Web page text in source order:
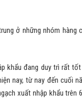
ở những nhóm hàng
khẩu đang duy trì rất
nay, từ nay đến cuối
xuất nhập khẩu trên